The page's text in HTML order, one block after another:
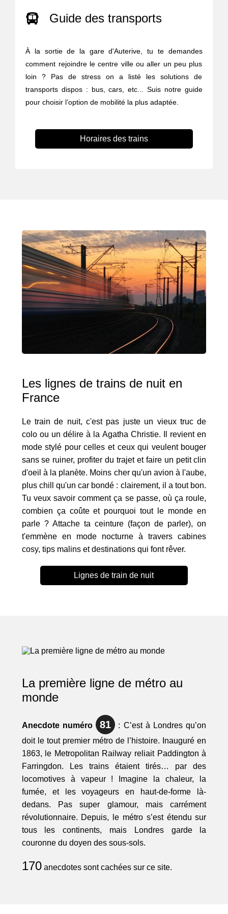
Guide des transports
À la sortie de la gare d'Auterive, tu te demandes
comment rejoindre le centre ville ou aller un peu plus
loin ? Pas de stress on a listé les solutions de
transports dispos : bus, cars, etc... Suis notre guide
pour choisir l’option de mobilité la plus adaptée.
Horaires des trains
Les lignes de trains de nuit en
France
Le train de nuit, c'est pas juste un vieux truc de
colo ou un délire à la Agatha Christie. Il revient en
mode stylé pour celles et ceux qui veulent bouger
sans se ruiner, profiter du trajet et faire un petit clin
d'oeil à la planète. Moins cher qu'un avion à l'aube,
plus chill qu'un car bondé : clairement, il a tout bon.
Tu veux savoir comment ça se passe, où ça roule,
combien ça coûte et pourquoi tout le monde en
parle ? Attache ta ceinture (façon de parler), on
t'emmène en mode nocturne à travers cabines
cosy, tips malins et destinations qui font rêver.
Lignes de train de nuit
La première ligne de métro au
monde
Anecdote numéro 81
: C’est à Londres qu’on
doit le tout premier métro de l’histoire. Inauguré en
1863, le Metropolitan Railway reliait Paddington à
Farringdon. Les trains étaient tirés… par des
locomotives à vapeur ! Imagine la chaleur, la
fumée, et les voyageurs en haut-de-forme là-
dedans. Pas super glamour, mais carrément
révolutionnaire. Depuis, le métro s’est étendu sur
tous les continents, mais Londres garde la
couronne du doyen des sous-sols.
170anecdotes sont cachées sur ce site.